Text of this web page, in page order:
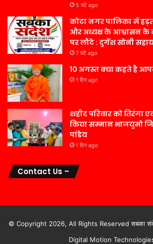
5 घंटे ago
कोटा नगर पालिका में
और अध्यक्ष के आश्वासन के
पर लौटे : दुर्गेश सोनी
7 घंटे ago
10 अगस्त क्या कहते है
1 दिन ago
शहीद परिवार को तिरंगा
किया सम्मान भाजयुमो
पांडेय
1 दिन ago
Contact Us –
© Copyright 2026, All Rights Reserved सबका
Digital Motion